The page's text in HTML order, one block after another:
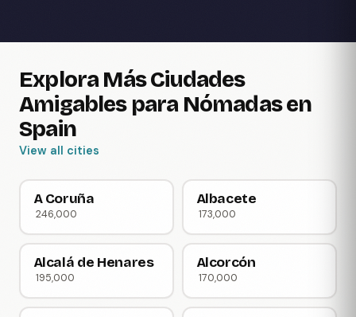
Explora Más Ciudades
Amigables para Nómadas en
Spain
View all cities
A Coruña
246,000
Albacete
173,000
Alcalá de Henares
195,000
Alcorcón
170,000